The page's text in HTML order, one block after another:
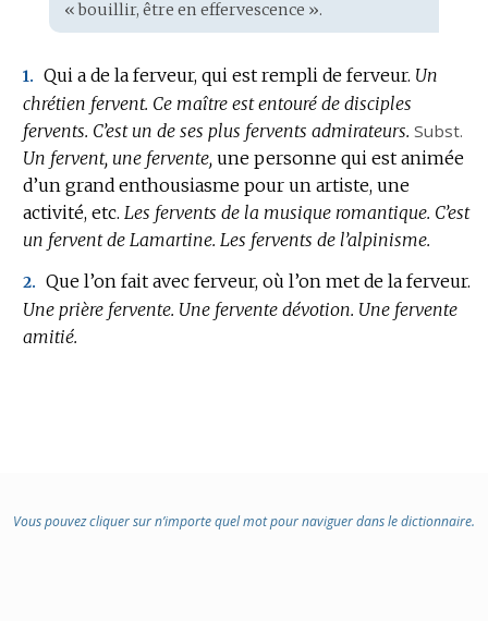
« bouillir, être en effervescence ».
1. Qui a de la ferveur, qui est rempli de ferveur. Un
chrétien fervent. Ce maître est entouré de disciples
fervents. C’est un de ses plus fervents admirateurs. Subst.
Un fervent, une fervente, une personne qui est animée
d’un grand enthousiasme pour un artiste, une
activité, etc. Les fervents de la musique romantique. C’est
un fervent de Lamartine. Les fervents de l’alpinisme.
2. Que l’on fait avec ferveur, où l’on met de la ferveur.
Une prière fervente. Une fervente dévotion. Une fervente
amitié.
Vous pouvez cliquer sur n’importe quel mot pour naviguer dans le dictionnaire.